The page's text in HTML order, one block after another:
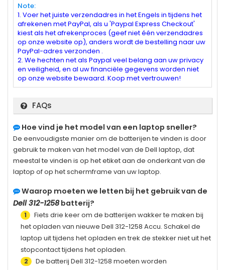
Note:
1. Voer het juiste verzendadres in het Engels in tijdens het
afrekenen met PayPal, als u 'Paypal Express Checkout'
kiest als het afrekenproces (geef niet één verzendadres
op onze website op), anders wordt de bestelling naar uw
PayPal-adres verzonden .
2. We hechten net als Paypal veel belang aan uw privacy
en veiligheid, en al uw financiële gegevens worden niet
op onze website bewaard. Koop met vertrouwen!
FAQs
Hoe vind je het model van een laptop sneller?
De eenvoudigste manier om de batterijen te vinden is door
gebruik te maken van het model van de Dell laptop, dat
meestal te vinden is op het etiket aan de onderkant van de
laptop of op het schermframe van uw laptop.
Waarop moeten we letten bij het gebruik van de
Dell 312-1258batterij?
1
Fiets drie keer om de batterijen wakker te maken bij
het opladen van nieuwe Dell 312-1258 Accu. Schakel de
laptop uit tijdens het opladen en trek de stekker niet uit het
stopcontact tijdens het opladen.
2 De batterij Dell 312-1258 moeten worden